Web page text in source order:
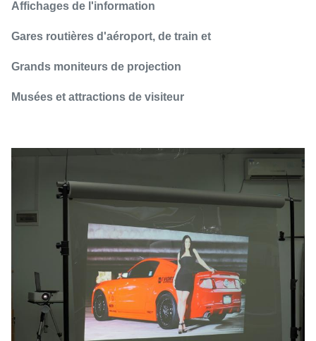
Affichages de l'information
Gares routières d'aéroport, de train et
Grands moniteurs de projection
Musées et attractions de visiteur